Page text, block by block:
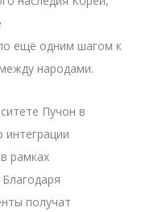
ещё одним шагом к
народами.
Пучон в
рамках
получат